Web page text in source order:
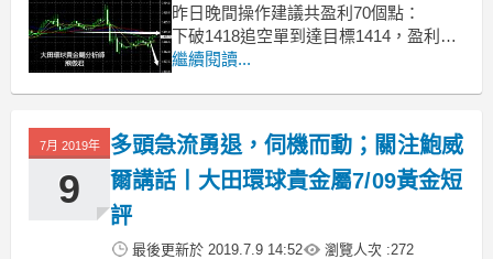
昨日晚間操作建議共盈利70個點：
下破1418追空單到達目標1414，盈利40
個點；
金價走勢非常驚訝，本是向上的突破行
情，一度破位1430，但美盤卻突發高位
回落，吞回全部漲幅，並且一度回撤至
繼續閱讀...
7月 2019年
9
多頭急流勇退，伺機而動；關注鮑威
爾講話丨大田環球貴金屬7/09黃金短
評
最後更新於 2019.7.9 14:52 瀏覽人次 :272